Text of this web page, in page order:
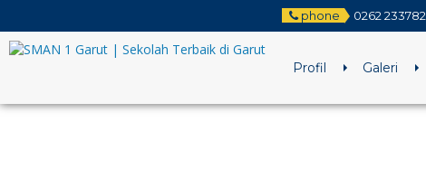
phone 0262 233782
Profil Galeri